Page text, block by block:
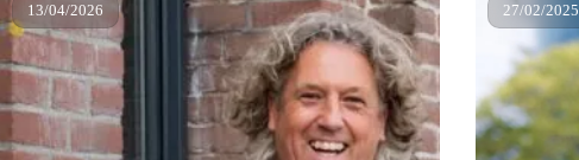
13/04/2026 27/02/2025